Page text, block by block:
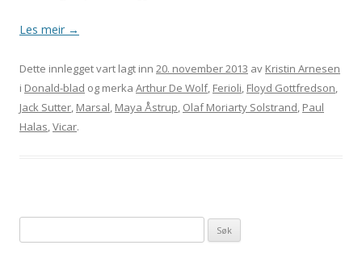
Les meir →
Dette innlegget vart lagt inn 20. november 2013 av Kristin Arnesen
i Donald-blad og merka Arthur De Wolf, Ferioli, Floyd Gottfredson,
Jack Sutter, Marsal, Maya Åstrup, Olaf Moriarty Solstrand, Paul
Halas,Vicar.
etter: